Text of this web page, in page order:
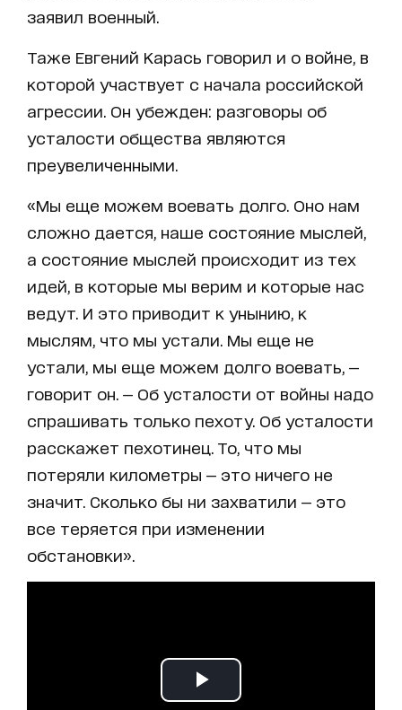
заявил военный.
Таже Евгений Карась говорил и о войне, в
которой участвует с начала российской
агрессии. Он убежден: разговоры об
усталости общества являются
преувеличенными.
«Мы еще можем воевать долго. Оно нам
сложно дается, наше состояние мыслей,
а состояние мыслей происходит из тех
идей, в которые мы верим и которые нас
ведут. И это приводит к унынию, к
мыслям, что мы устали. Мы еще не
устали, мы еще можем долго воевать, —
говорит он. — Об усталости от войны надо
спрашивать только пехоту. Об усталости
расскажет пехотинец. То, что мы
потеряли километры — это ничего не
значит. Сколько бы ни захватили — это
все теряется при изменении
обстановки».